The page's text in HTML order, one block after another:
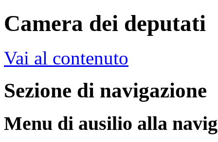
Camera dei deputati
Vai al contenuto
Sezione di navigazione
Menu di ausilio alla